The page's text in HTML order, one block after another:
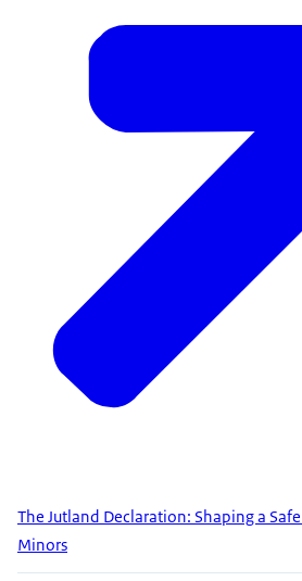
The Jutland Declaration: Shaping a
Minors